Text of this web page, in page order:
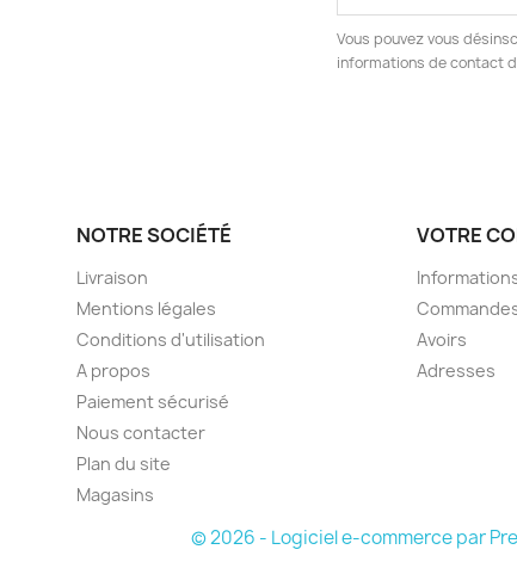
Vous pouvez vous
informations de contact
NOTRE SOCIÉTÉ
Livraison
Mentions légales
Conditions d'utilisation
A propos
Paiement sécurisé
Nous contacter
Plan du site
Magasins
VOTRE
Avoirs
Adresses
© 2026 - Logiciel e-commerce par